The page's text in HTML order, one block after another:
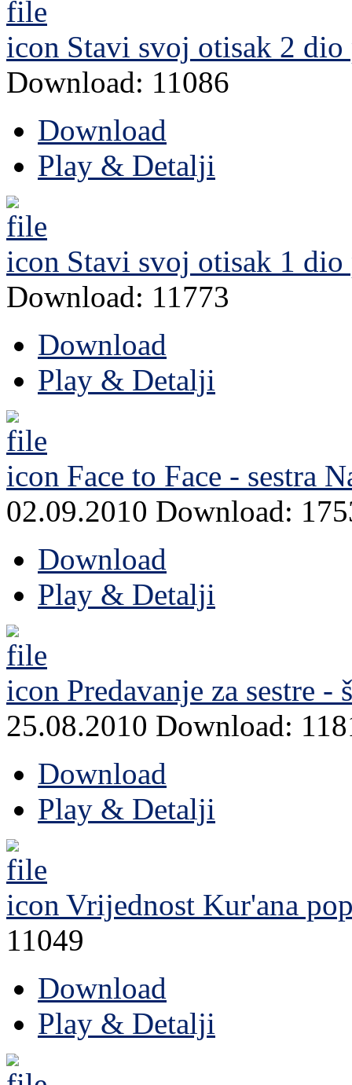
Stavi svoj otisak 2 dio
Download: 11086
Download
Play & Detalji
Stavi svoj otisak 1 dio
Download: 11773
Download
Play & Detalji
Face to Face - sestra
02.09.2010 Download:
Download
Play & Detalji
Predavanje za sestre
25.08.2010 Download:
Download
Play & Detalji
Vrijednost Kur'ana
11049
Download
Play & Detalji